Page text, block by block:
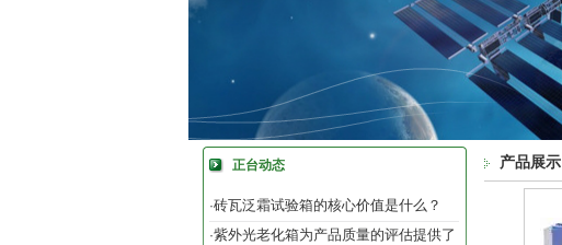
正台动态
·砖瓦泛霜试验箱的核心价值是什么？
·紫外光老化箱为产品质量的评估提供了
产品展示